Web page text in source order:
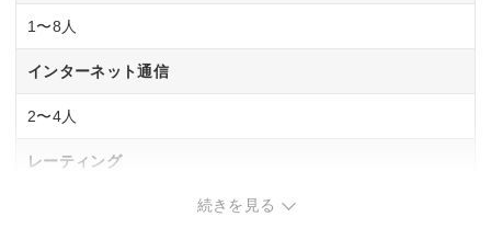
1〜8人
インターネット通信
2〜4人
レーティング
続きを見る